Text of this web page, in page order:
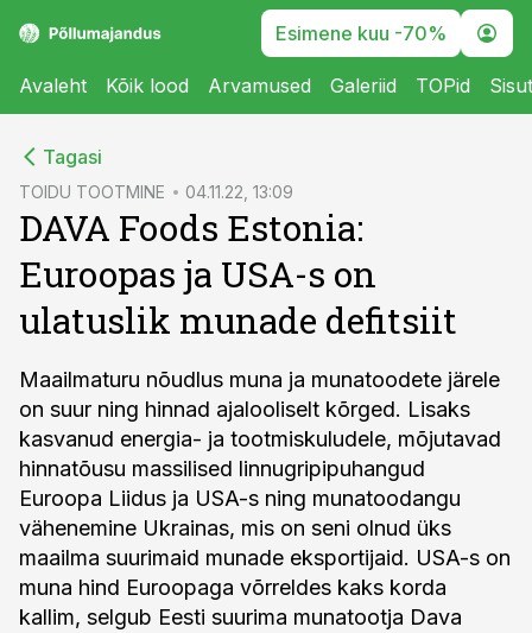
Esimene kuu -70%
Avaleht Kõik lood Arvamused Galeriid TOPid
Tagasi
TOIDU TOOTMINE 04.11.22, 13:09
DAVA Foods Estonia:
Euroopas ja USA-s on
ulatuslik munade defitsiit
Maailmaturu nõudlus muna ja munatoodete järele
on suur ning hinnad ajalooliselt kõrged. Lisaks
kasvanud energia- ja tootmiskuludele, mõjutavad
hinnatõusu massilised linnugripipuhangud
Euroopa Liidus ja USA-s ning munatoodangu
vähenemine Ukrainas, mis on seni olnud üks
maailma suurimaid munade eksportijaid. USA-s on
muna hind Euroopaga võrreldes kaks korda
kallim, selgub Eesti suurima munatootja Dava